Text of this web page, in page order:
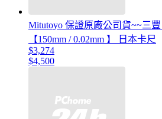
Mitutoyo 保證原廠公司貨~~三豐
【150mm / 0.02mm 】 日本卡尺
$3,274
$4,500